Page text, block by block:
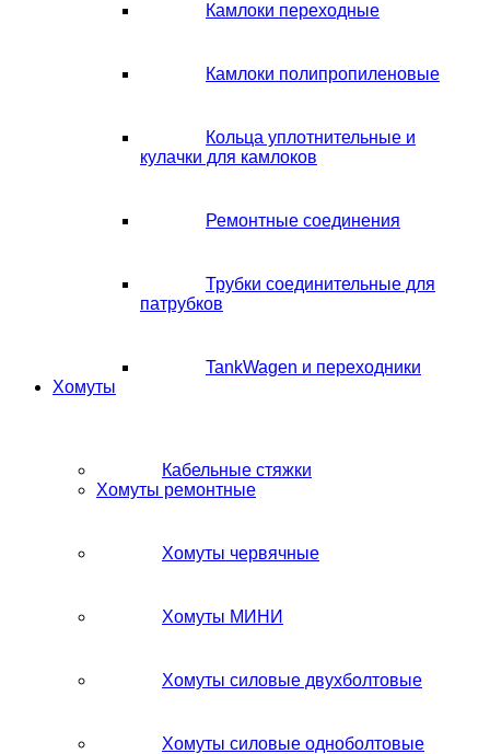
Камлоки переходные
Камлоки полипропиленовые
Кольца уплотнительные и
кулачки для камлоков
Ремонтные соединения
Трубки соединительные для
патрубков
TankWagen и переходники
Хомуты
Кабельные стяжки
Хомуты ремонтные
Хомуты червячные
Хомуты МИНИ
Хомуты силовые двухболтовые
Хомуты силовые одноболтовые